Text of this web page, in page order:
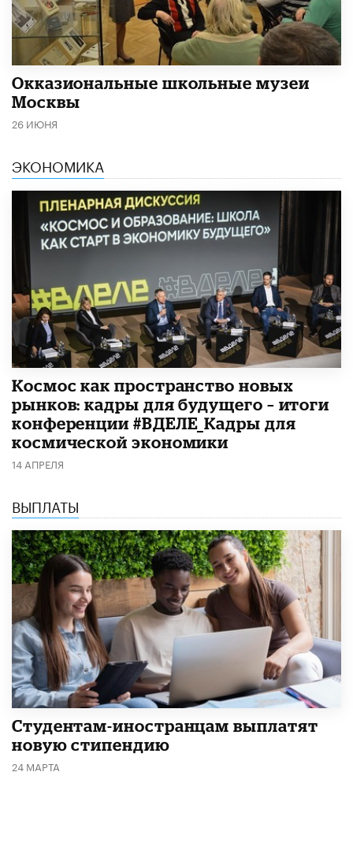
​Окказиональные школьные музеи
Москвы
26 ИЮНЯ
ЭКОНОМИКА
Космос как пространство новых
рынков: кадры для будущего – итоги
конференции #ВДЕЛЕ_Кадры для
космической экономики
14 АПРЕЛЯ
ВЫПЛАТЫ
Студентам-иностранцам выплатят
новую стипендию
24 МАРТА